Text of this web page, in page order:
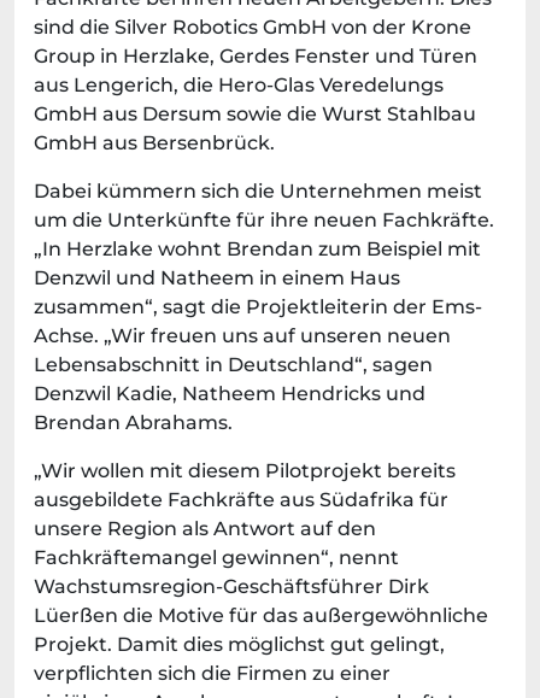
sind die Silver Robotics GmbH von der Krone
Group in Herzlake, Gerdes Fenster und Türen
aus Lengerich, die Hero-Glas Veredelungs
GmbH aus Dersum sowie die Wurst Stahlbau
GmbH aus Bersenbrück.
Dabei kümmern sich die Unternehmen meist
um die Unterkünfte für ihre neuen Fachkräfte.
„In Herzlake wohnt Brendan zum Beispiel mit
Denzwil und Natheem in einem Haus
zusammen“, sagt die Projektleiterin der Ems-
Achse. „Wir freuen uns auf unseren neuen
Lebensabschnitt in Deutschland“, sagen
Denzwil Kadie, Natheem Hendricks und
Brendan Abrahams.
„Wir wollen mit diesem Pilotprojekt bereits
ausgebildete Fachkräfte aus Südafrika für
unsere Region als Antwort auf den
Fachkräftemangel gewinnen“, nennt
Wachstumsregion-Geschäftsführer Dirk
Lüerßen die Motive für das außergewöhnliche
Projekt. Damit dies möglichst gut gelingt,
verpflichten sich die Firmen zu einer